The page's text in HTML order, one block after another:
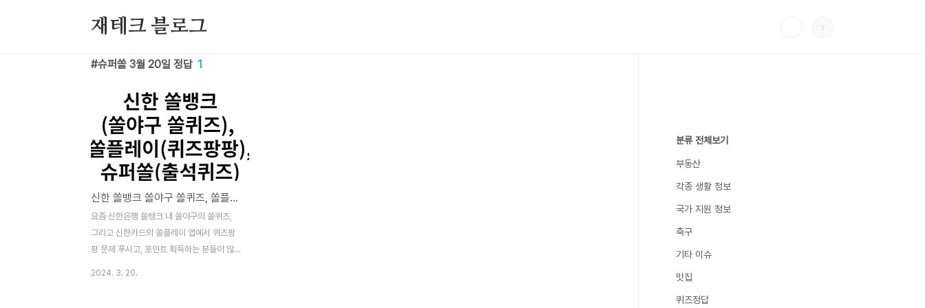
재테크 블로그
슈퍼쏠 3월 20일 정답 1
신한 쏠뱅크 쏠야구 쏠퀴즈, 쏠플레이 퀴즈팡팡, 슈퍼쏠 출석퀴즈 정답 3월 20일
요즘 신한은행 쏠뱅크 내 쏠야구의 쏠퀴즈,
그리고 신한카드의 쏠플레이 앱에서 퀴즈팡
팡 문제 푸시고, 포인트 획득하는 분들이 많
2024. 3. 20.
분류 전체보기
부동산
각종 생활 정보
국가 지원 정보
축구
기타 이슈
맛집
퀴즈정답